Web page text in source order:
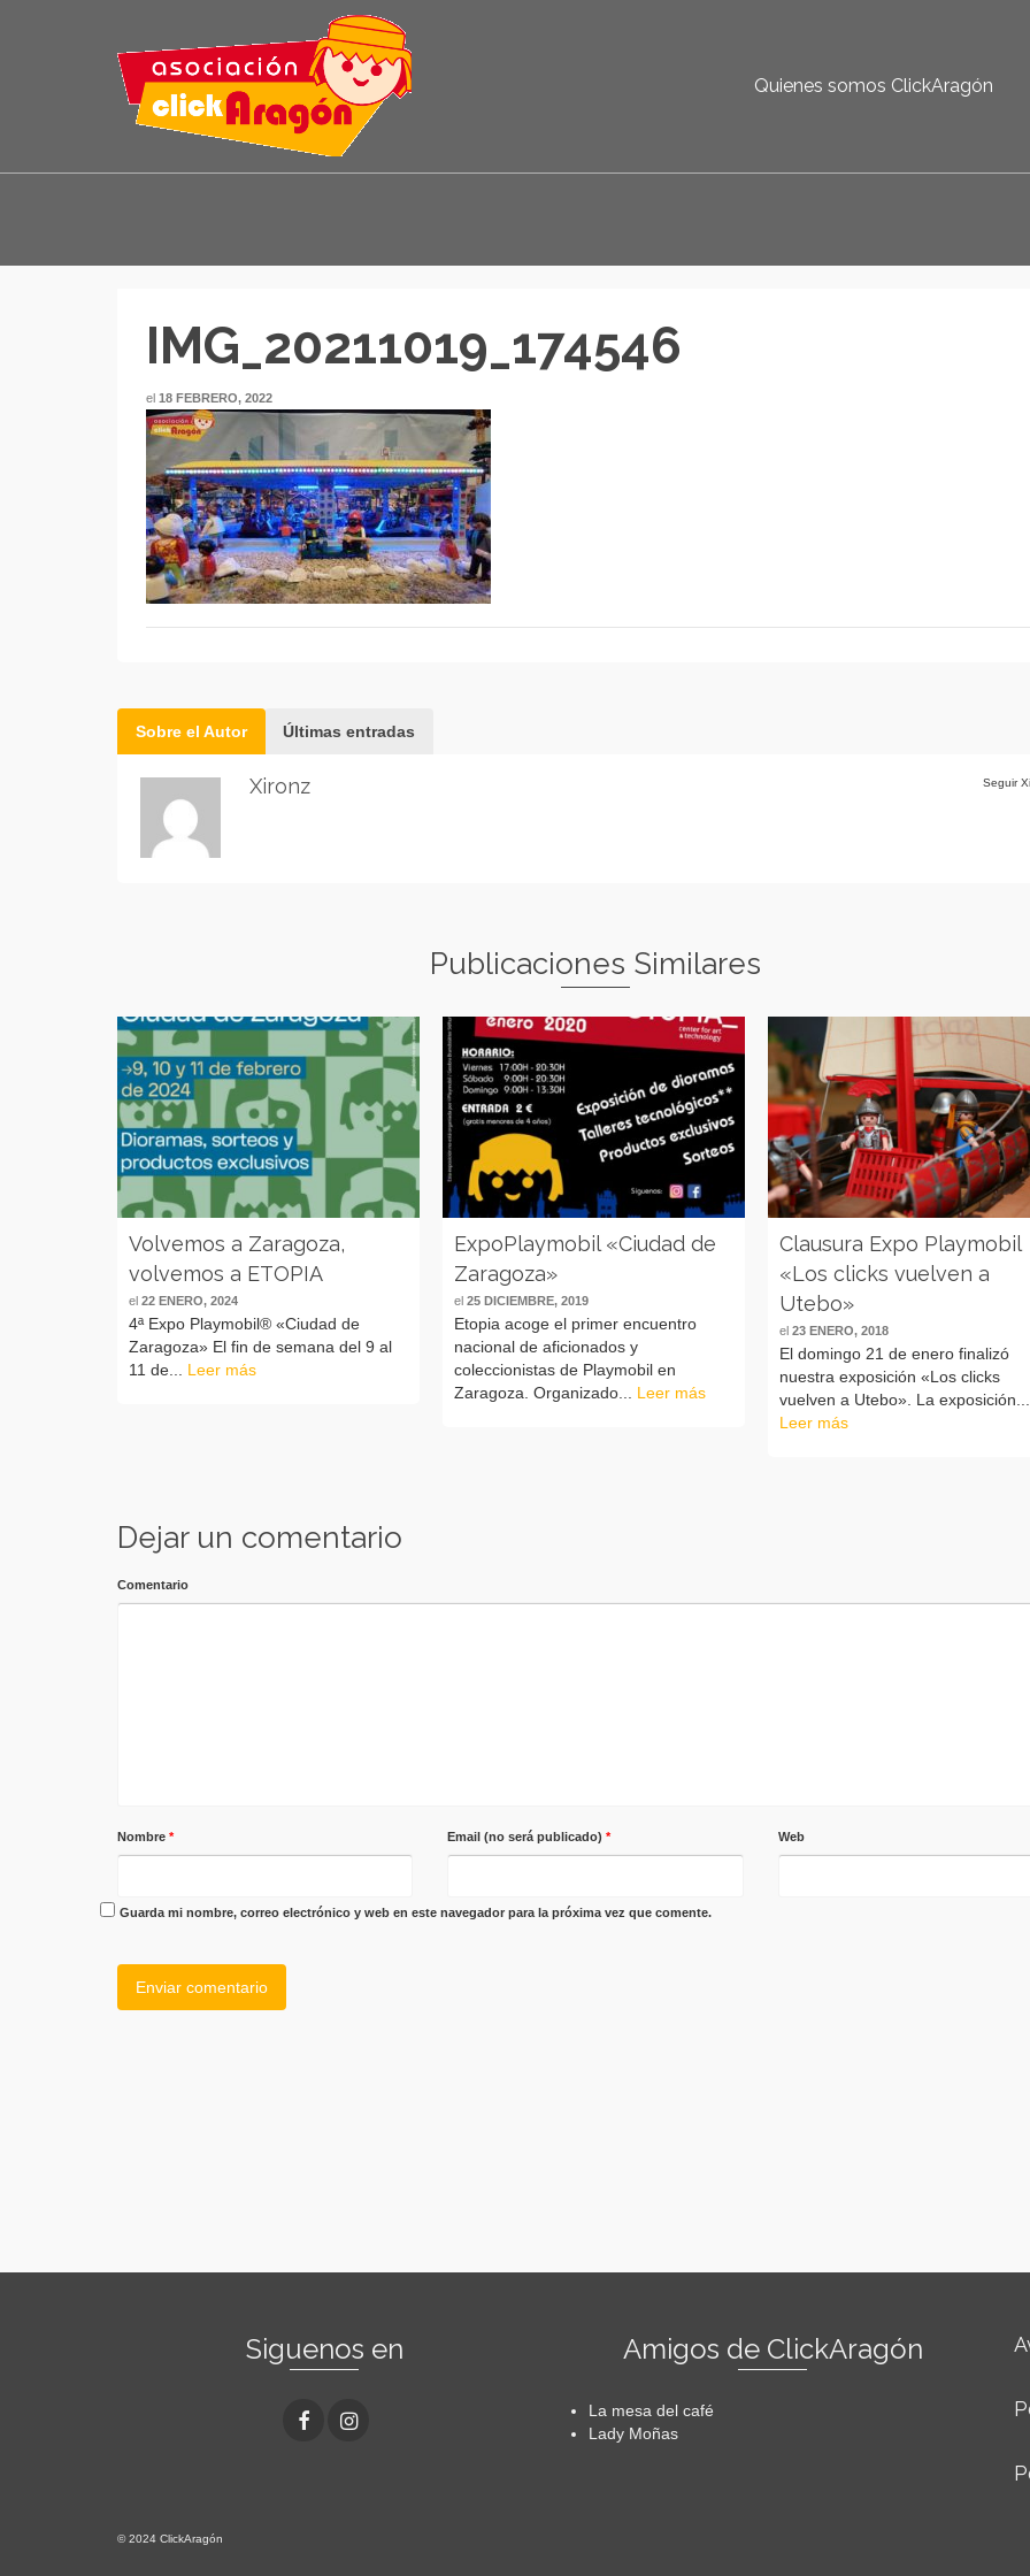
Quienes somos ClickAragón
IMG_20211019_174546
el 18 FEBRERO, 2022
Sobre el Autor Últimas entradas
Seguir
Xironz
Publicaciones Similares
Volvemos a Zaragoza,
volvemos a ETOPIA
el 22 ENERO, 2024
4ª Expo Playmobil® «Ciudad de
Zaragoza» El fin de semana del 9 al
11 de... Leer más
ExpoPlaymobil «Ciudad de
Zaragoza»
el25 DICIEMBRE, 2019
Etopia acoge el primer encuentro
nacional de aficionados y
coleccionistas de Playmobil en
Zaragoza. Organizado... Leer más
Clausura Expo Playmobil
«Los clicks vuelven a
Utebo»
el23 ENERO, 2018
El domingo 21 de enero finalizó
nuestra exposición «Los clicks
vuelven a Utebo». La exposición...
Leer más
Dejar un comentario
Comentario
Nombre * Email (no será publicado)* Web
Guarda mi nombre, correo electrónico y web en este navegador para la próxima vez que comente.
Siguenos en Amigos de ClickAragón
La mesa del café
Lady Moñas
© 2024 ClickAragón